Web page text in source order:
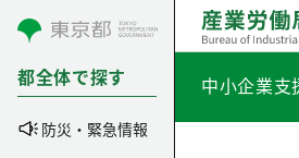
コンテンツにスキップ
都全体で探す
防災・緊急情報
中小企業支